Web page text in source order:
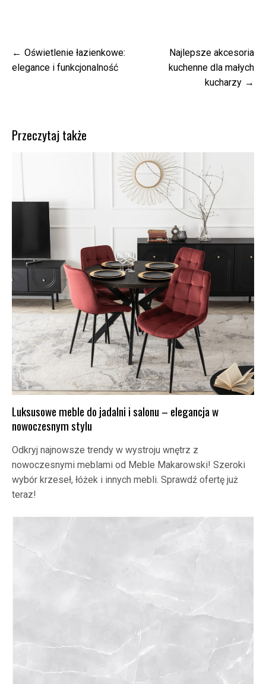
Nawigacja
wpisu
Oświetlenie łazienkowe:
elegance i funkcjonalność
Najlepsze akcesoria
kuchenne dla małych
kucharzy
Przeczytaj także
Luksusowe meble do jadalni i salonu – elegancja w
nowoczesnym stylu
Odkryj najnowsze trendy w wystroju wnętrz z
nowoczesnymi meblami od Meble Makarowski! Szeroki
wybór krzeseł, łóżek i innych mebli. Sprawdź ofertę już
teraz!